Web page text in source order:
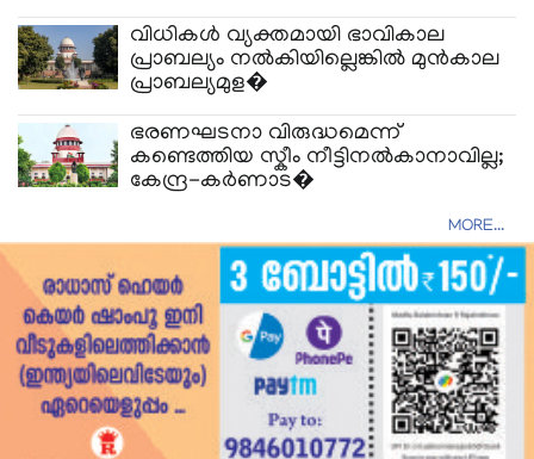
വിധികൾ വ്യക്തമായി ഭാവികാല
പ്രാബല്യം നൽകിയില്ലെങ്കിൽ മുൻകാല
പ്രാബല്യമുള�
ഭരണഘടനാ വിരുദ്ധമെന്ന്
കണ്ടെത്തിയ സ്കീം നീട്ടിനൽകാനാവില്ല;
കേന്ദ്ര-കർണാട�
MORE...